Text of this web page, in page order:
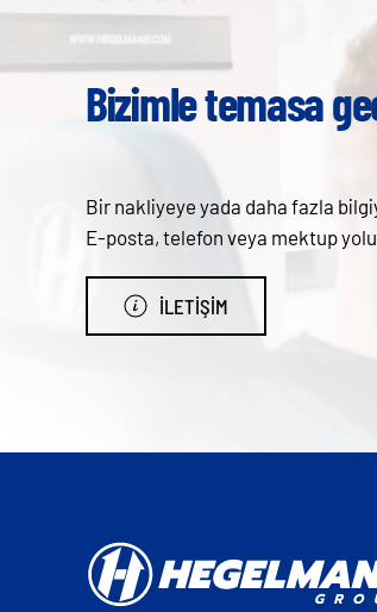
Bizimle temasa
Bir nakliyeye yada daha fazla
E-posta, telefon veya mektup
İLETIŞIM